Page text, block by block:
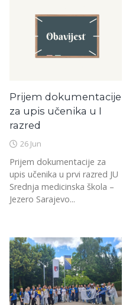
Prijem dokumentacije
za upis učenika u I
razred
26 Jun
Prijem dokumentacije za
upis učenika u prvi razred JU
Srednja medicinska škola –
Jezero Sarajevo...